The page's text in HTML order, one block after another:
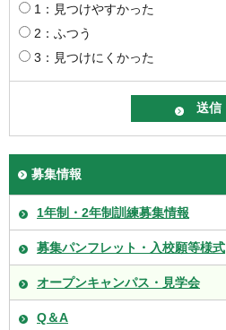
1：見つけやすかった
2：ふつう
3：見つけにくかった
募集情報
1年制・2年制訓練募集情報
募集パンフレット・入校願等様式
オープンキャンパス・見学会
Q＆A